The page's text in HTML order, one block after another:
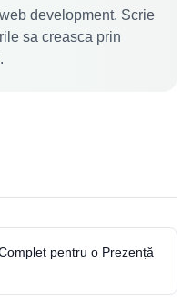
development. Scrie
sa creasca prin
pentru o Prezență